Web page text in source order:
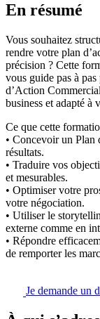
En résumé
Vous souhaitez
rendre votre plan
précision ? Cette
vous guide pas à
d’Action
business et adapté à
Ce que cette
• Concevoir un Plan
résultats.
• Traduire vos
et mesurables.
• Optimiser votre
votre négociation.
• Utiliser le
externe comme en
• Répondre
de remporter les
Je demande un